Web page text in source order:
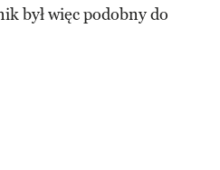
był więc podobny do